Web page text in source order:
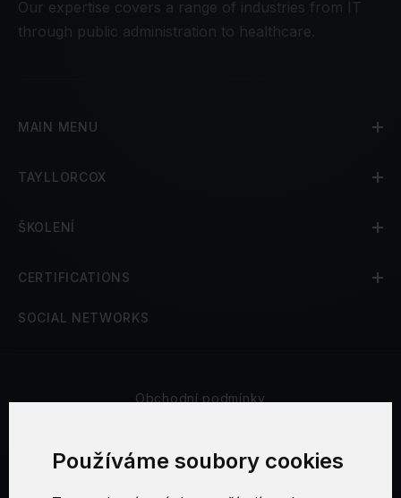
Používáme soubory cookies
Our expertise covers a range of industries from IT
through public administration to healthcare.
MAIN MENU
TAYLLORCOX
ŠKOLENÍ
CERTIFICATIONS
SOCIAL NETWORKS
Obchodní podmínky